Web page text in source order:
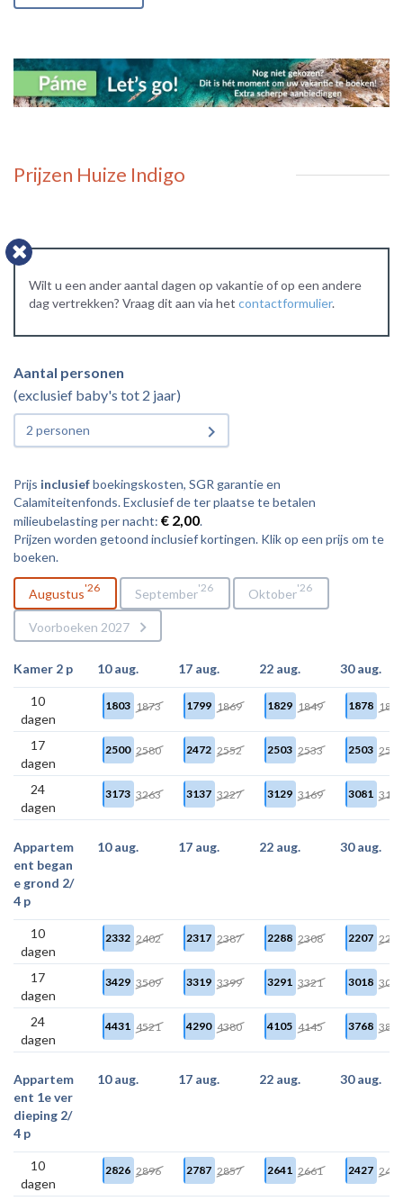
Prijzen Huize Indigo
Wilt u een ander aantal dagen op vakantie of op een andere
dag vertrekken? Vraag dit aan via het contactformulier.
Aantal personen
(exclusief baby's tot 2 jaar)
2 personen
Prijs inclusiefboekingskosten, SGR garantie en
Calamiteitenfonds. Exclusief de ter plaatse te betalen
milieubelasting per nacht: € 2,00.
Prijzen worden getoond inclusief kortingen. Klik op een prijs om te
boeken.
Augustus 26 September 26 Oktober 26
Voorboeken 2027
Kamer 2 p 10 aug. 17 aug. 22 aug. 30 aug.
10
dagen
1803 1873 1799 1869 1829 1849 1878 1898
17
dagen
2500 2580 2472 2552 2503 2533 2503 2533
24
dagen
3173 3263 3137 3227 3129 3169 3081 3121
Appartem
ent began
e grond 2/
4 p
10 aug. 17 aug. 22 aug. 30 aug.
10
dagen
2332 2402 2317 2387 2288 2308 2207 2227
17
dagen
3429 3509 3319 3399 3291 3321 3018 3048
24
dagen
4431 4521 4290 4380 4105 4145 3768 3808
Appartem
ent 1e ver
dieping 2/
4 p
10 aug. 17 aug. 22 aug. 30 aug.
10
dagen
2826 2896 2787 2857 2641 2661 2427 2447